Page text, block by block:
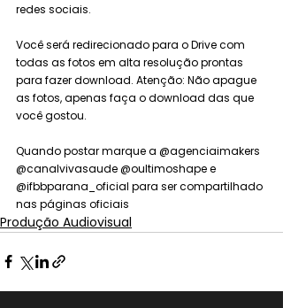
redes sociais.
Você será redirecionado para o Drive com
todas as fotos em alta resolução prontas
para fazer download. Atenção: Não apague
as fotos, apenas faça o download das que
você gostou.
Quando postar marque a @agenciaimakers
@canalvivasaude @oultimoshape e
@ifbbparana_oficial para ser compartilhado
nas páginas oficiais
Produção Audiovisual